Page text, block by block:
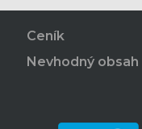
Ceník
Nevhodný obsah